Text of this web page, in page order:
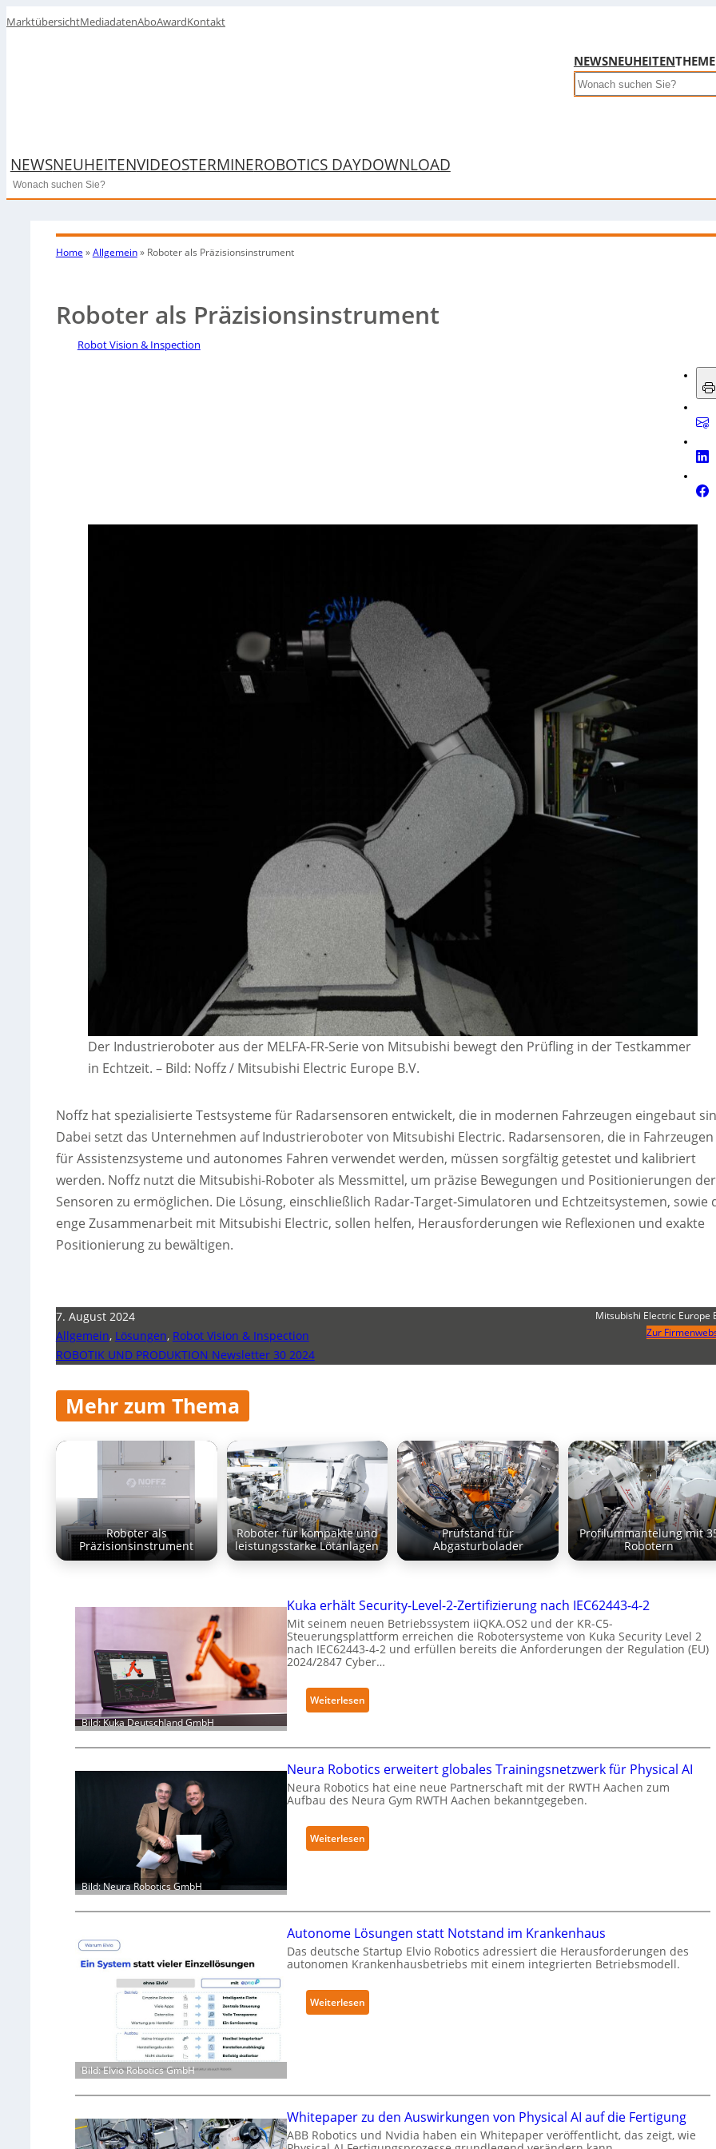
MarktübersichtMediadatenAboAwardKontakt
NEWSNEUHEITEN
Search
NEWSNEUHEITENVIDEOSTERMINEROBOTICS DAYDOWNLOAD
Search
Home »Allgemein» Roboter als Präzisionsinstrument
Roboter als Präzisionsinstrument
Robot Vision & Inspection
Der Industrieroboter aus der MELFA-FR-Serie von Mitsubishi bewegt den Prüfling in der Testkammer
in Echtzeit. – Bild: Noffz / Mitsubishi Electric Europe B.V.
Noffz hat spezialisierte Testsysteme für Radarsensoren entwickelt, die in modernen Fahrzeugen eingebaut
Dabei setzt das Unternehmen auf Industrieroboter von Mitsubishi Electric. Radarsensoren, die in Fahrzeugen
für Assistenzsysteme und autonomes Fahren verwendet werden, müssen sorgfältig getestet und kalibriert
werden. Noffz nutzt die Mitsubishi-Roboter als Messmittel, um präzise Bewegungen und Positionierungen der
Sensoren zu ermöglichen. Die Lösung, einschließlich Radar-Target-Simulatoren und Echtzeitsystemen, sowie
enge Zusammenarbeit mit Mitsubishi Electric, sollen helfen, Herausforderungen wie Reflexionen und exakte
Positionierung zu bewältigen.
7. August 2024
Allgemein, Lösungen, Robot Vision & Inspection
ROBOTIK UND PRODUKTION Newsletter 30 2024
Mitsubishi Electric Europe
Zur
Mehr zum Thema
Roboter als
Präzisionsinstrument
Roboter für kompakte und
leistungsstarke Lötanlagen
Prüfstand für
Abgasturbolader
Profilummantelung mit
Robotern
Bild: Kuka Deutschland GmbH
Kuka erhält Security-Level-2-Zertifizierung nach IEC62443-4-2
Mit seinem neuen Betriebssystem iiQKA.OS2 und der KR-C5-
Steuerungsplattform erreichen die Robotersysteme von Kuka Security Level 2
nach IEC62443-4-2 und erfüllen bereits die Anforderungen der Regulation (EU)
2024/2847 Cyber…
Weiterlesen:
K
k
a
e
r
l
u
r
i
y
-
-
2
Bild: Neura Robotics GmbH
Neura Robotics erweitert globales Trainingsnetzwerk für Physical AI
Neura Robotics hat eine neue Partnerschaft mit der RWTH Aachen zum
Aufbau des Neura Gym RWTH Aachen bekanntgegeben.
Weiterlesen:
N
R
o
b
o
t
e
i
Bild: Elvio Robotics GmbH
Autonome Lösungen statt Notstand im Krankenhaus
Das deutsche Startup Elvio Robotics adressiert die Herausforderungen des
autonomen Krankenhausbetriebs mit einem integrierten Betriebsmodell.
Weiterlesen:
A
m
e
Whitepaper zu den Auswirkungen von Physical AI auf die Fertigung
ABB Robotics und Nvidia haben ein Whitepaper veröffentlicht, das zeigt, wie